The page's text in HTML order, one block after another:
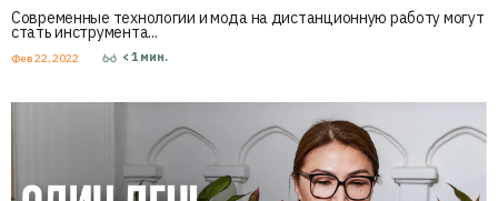
Современные технологии и мода на дистанционную работу могут
стать инструмента...
Фев 22, 2022 < 1 мин.